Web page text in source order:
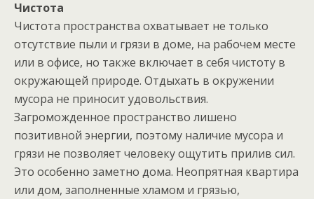
Чистота
Чистота пространства охватывает не только
отсутствие пыли и грязи в доме, на рабочем месте
или в офисе, но также включает в себя чистоту в
окружающей природе. Отдыхать в окружении
мусора не приносит удовольствия.
Загроможденное пространство лишено
позитивной энергии, поэтому наличие мусора и
грязи не позволяет человеку ощутить прилив сил.
Это особенно заметно дома. Неопрятная квартира
или дом, заполненные хламом и грязью,